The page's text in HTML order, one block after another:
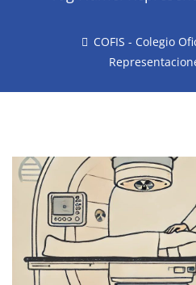
COFIS - Colegio